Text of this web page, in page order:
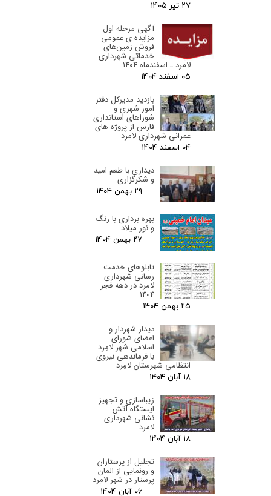
۲۷ تیر ۰۵
آگهی مرحله اول
مزایده ی عمومی
فروش زمین‌های
خدماتی شهرداری
لامرد ـ اسفندماه ۱۴۰۴
۰۵ اسفند ۰۴
بازدید مدیرکل دفتر
امور شهری و
شوراهای استانداری
فارس از پروژه های
عمرانی شهرداری لامرد
۰۴ اسفند ۰۴
دیداری با طعم امید
و شکرگزاری
۲۹ بهمن ۰۴
بهره برداری با رنگ
و نور میلاد
۲۷ بهمن ۰۴
تابلوهای خدمت
رسانی شهرداری
لامرد در دهه فجر
1404
۲۵ بهمن ۰۴
دیدار شهردار و
اعضای شورای
اسلامی شهر لامِرد
با فرماندهی نیروی
انتظامی شهرستان لامِرد
۱۸ آبان ۰۴
زیباسازی و تجهیز
ایستگاه آتش
نشانی شهرداری
لامرد
۱۸ آبان ۰۴
تجلیل از پرستاران
و رونمایی از المان
پرستار در شهر لامِرد
۰۶ آبان ۰۴